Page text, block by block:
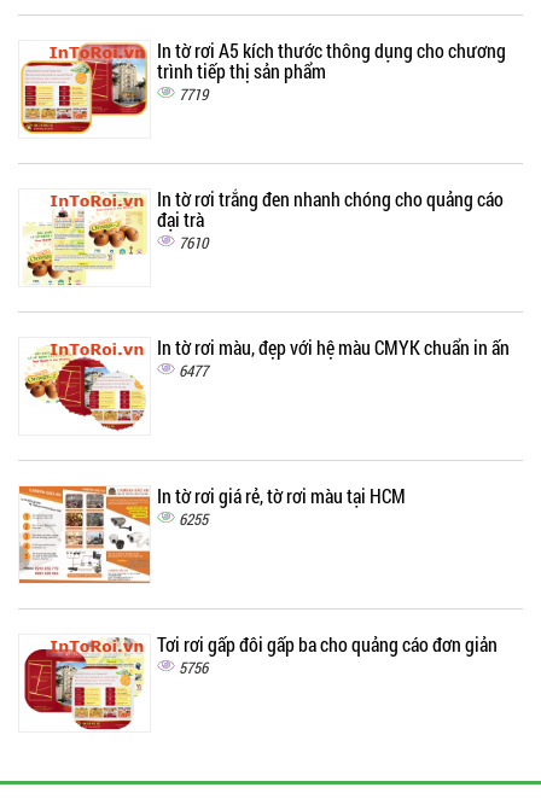
In tờ rơi A5 kích thước thông dụng cho chương
trình tiếp thị sản phẩm
7719
In tờ rơi trắng đen nhanh chóng cho quảng cáo
đại trà
7610
In tờ rơi màu, đẹp với hệ màu CMYK chuẩn in ấn
6477
In tờ rơi giá rẻ, tờ rơi màu tại HCM
6255
Tơi rơi gấp đôi gấp ba cho quảng cáo đơn giản
5756